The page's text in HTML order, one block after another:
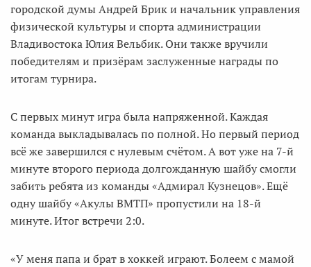
городской думы Андрей Брик и начальник управления
физической культуры и спорта администрации
Владивостока Юлия Вельбик. Они также вручили
победителям и призёрам заслуженные награды по
итогам турнира.
С первых минут игра была напряженной. Каждая
команда выкладывалась по полной. Но первый период
всё же завершился с нулевым счётом. А вот уже на 7-й
минуте второго периода долгожданную шайбу смогли
забить ребята из команды «Адмирал Кузнецов». Ещё
одну шайбу «Акулы ВМТП» пропустили на 18-й
минуте. Итог встречи 2:0.
«У меня папа и брат в хоккей играют. Болеем с мамой